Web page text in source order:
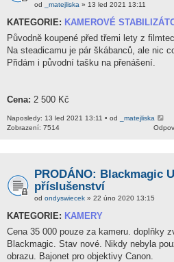
od _matejliska » 13 led 2021 13:11
KATEGORIE: KAMEROVÉ
Původně koupené před třemi lety z
Na steadicamu je pár škábanců, ale nic
Přidám i původní tašku na přenášení.
Cena: 2 500 Kč
Naposledy: 13 led 2021 13:11 • od
_matejliska
Zobrazení: 7514
PRODÁNO: Blackmagic
příslušenství
od ondyswiecek » 22 úno 2020 13:15
KATEGORIE: KAMERY
Cena 35 000 pouze za kameru. doplňky
Blackmagic. Stav nové. Nikdy nebyla
obrazu. Bajonet pro objektivy Canon.